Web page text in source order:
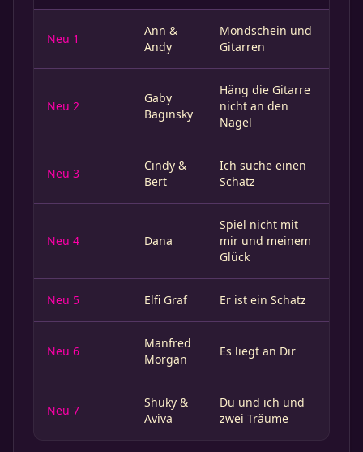
Neu 1
Ann &
Andy
Mondschein und
Gitarren
Neu 2
Gaby
Baginsky
Häng die Gitarre
nicht an den
Nagel
Neu 3
Cindy &
Bert
Ich suche einen
Schatz
Neu 4 Dana
Spiel nicht mit
mir und meinem
Glück
Neu 5 Elfi Graf Er ist ein Schatz
Neu 6
Manfred
Morgan
Es liegt an Dir
Neu 7
Shuky &
Aviva
Du und ich und
zwei Träume